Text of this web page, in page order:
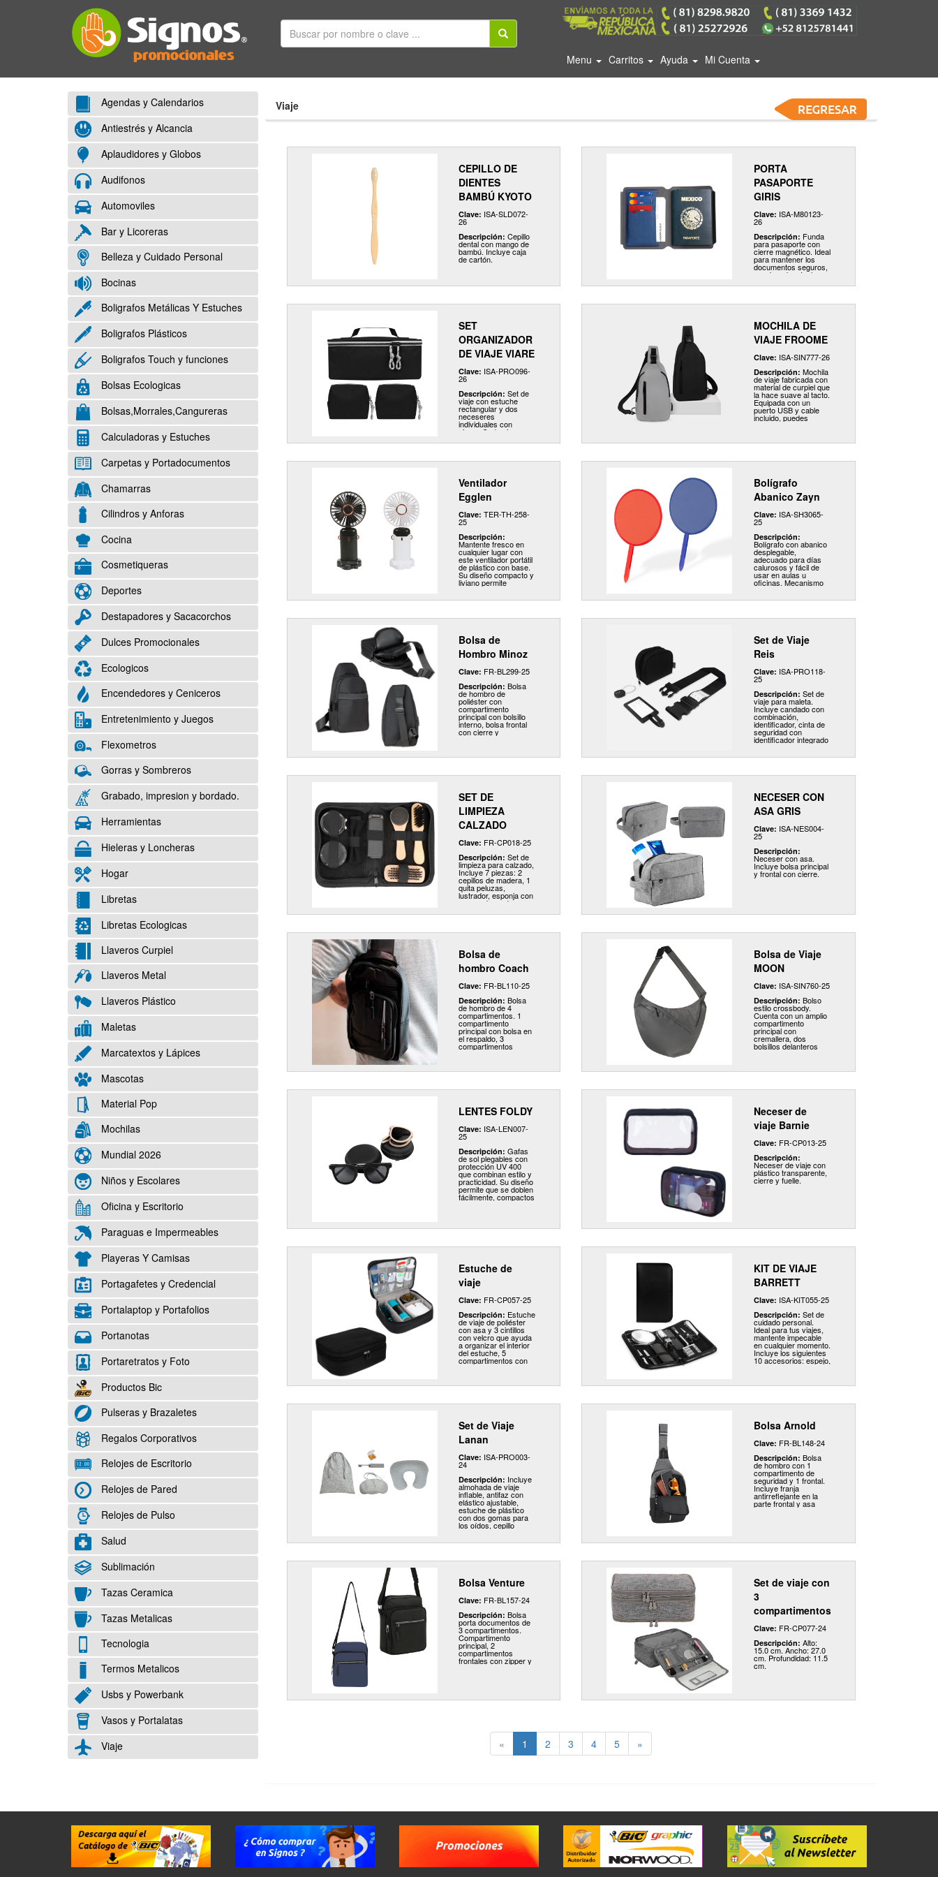
Menu Carritos Ayuda Mi Cuenta
Agendas y Calendarios
Antiestrés y Alcancia
Aplaudidores y Globos
Audifonos
Automoviles
Bar y Licoreras
Belleza y Cuidado Personal
Bocinas
Boligrafos Metálicas Y Estuches
Boligrafos Plásticos
Boligrafos Touch y funciones
Bolsas Ecologicas
Bolsas,Morrales,Cangureras
Calculadoras y Estuches
Carpetas y Portadocumentos
Chamarras
Cilindros y Anforas
Cocina
Cosmetiqueras
Deportes
Destapadores y Sacacorchos
Dulces Promocionales
Ecologicos
Encendedores y Ceniceros
Entretenimiento y Juegos
Flexometros
Gorras y Sombreros
Grabado, impresion y bordado.
Herramientas
Hieleras y Loncheras
Hogar
Libretas
Libretas Ecologicas
Llaveros Curpiel
Llaveros Metal
Llaveros Plástico
Maletas
Marcatextos y Lápices
Mascotas
Material Pop
Mochilas
Mundial 2026
Niños y Escolares
Oficina y Escritorio
Paraguas e Impermeables
Playeras Y Camisas
Portagafetes y Credencial
Portalaptop y Portafolios
Portanotas
Portaretratos y Foto
Productos Bic
Pulseras y Brazaletes
Regalos Corporativos
Relojes de Escritorio
Relojes de Pared
Relojes de Pulso
Salud
Sublimación
Tazas Ceramica
Tazas Metalicas
Tecnologia
Termos Metalicos
Usbs y Powerbank
Vasos y Portalatas
Viaje
Viaje
CEPILLO DE
DIENTES
BAMBÚ KYOTO
Clave: ISA-SLD072-
26
Descripción: Cepillo
dental con mango de
bambú. Incluye caja
de cartón.
PORTA
PASAPORTE
GIRIS
Clave: ISA-M80123-
26
Descripción: Funda
para pasaporte con
cierre magnético. Ideal
para mantener los
documentos seguros,
y ordenados. Incluye
tarjetas y 1 bolsillo
fácilmente en
SET
ORGANIZADOR
DE VIAJE VIARE
Clave: ISA-PRO096-
26
Descripción: Set de
viaje con estuche
rectangular y dos
neceseres
individuales con
cierre. Cada cierre
tirador para facilitar su
diseño. Ideal para
personales,
accesorios o
productos de cuidado.
Compacto y práctico
partes.
MOCHILA DE
VIAJE FROOME
Clave: ISA-SIN777-26
Descripción: Mochila
de viaje fabricada con
material de curpiel que
la hace suave al tacto.
Equipada con un
puerto USB y cable
incluido, puedes
conectar tu
batería auxiliar (no
compartimento
cremallera y broche
de plástico asegura
tus pertenencias,
además de contar con
una bolsa pequeña
interna para organizar
mejor tus objetos. El
bolsillo frontal con
cierre es perfecto
para guardar lo
esencial. Adicional,
incluye correa de
hombro ajustable,
gracias a su broche
puedes elegir usarlo
izquierdo, ofreciendo
Compacta pero
mochila es ideal para
llevar todos tus
documentos de viaje
pasaporte, boletos y
tarjetas,
organizados y a tu
alcance en todo
momento.
Ventilador
Egglen
Clave: TER-TH-258-
25
Descripción:
Mantente fresco en
cualquier lugar con
este ventilador portátil
de plástico con base.
Su diseño compacto y
liviano permite
transportarlo
fácilmente, mientras
comodidad y
uso. Ideal para
escritorios, mesas de
noche o viajes.
Fabricado en plástico
resistente, es
duradero y fácil de
limpiar, transportar y
almacenar. Su
funcionamiento
eficiente lo convierte
en el compañero
perfecto para los días
calurosos, sin
importar dónde estés.
Bolígrafo
Abanico Zayn
Clave: ISA-SH3065-
25
Descripción:
Bolígrafo con abanico
desplegable,
adecuado para días
calurosos y fácil de
usar en aulas u
oficinas. Mecanismo
Bolsa de
Hombro Minoz
Clave: FR-BL299-25
Descripción: Bolsa
de hombro de
poliéster con
compartimento
principal con bolsillo
interno, bolsa frontal
con cierre y
compartimento
correa ajustable.
Set de Viaje
Reis
Clave: ISA-PRO118-
25
Descripción: Set de
viaje para maleta.
Incluye candado con
combinación,
identificador, cinta de
seguridad con
identificador integrado
y estuche fábricado
con material reciclado.
en un solo kit.
SET DE
LIMPIEZA
CALZADO
Clave: FR-CP018-25
Descripción: Set de
limpieza para calzado,
Incluye 7 piezas: 2
cepillos de madera, 1
quita peluzas,
lustrador, esponja con
mango de madera,
negra para boleado.
NECESER CON
ASA GRIS
Clave: ISA-NES004-
25
Descripción:
Neceser con asa.
Incluye bolsa principal
y frontal con cierre.
Bolsa de
hombro Coach
Clave: FR-BL110-25
Descripción: Bolsa
de hombro de 4
compartimentos. 1
compartimento
principal con bolsa en
el respaldo, 3
compartimentos
frontales, asa superior
Bolsa de Viaje
MOON
Clave: ISA-SIN760-25
Descripción: Bolso
estilo crossbody.
Cuenta con un amplio
compartimento
principal con
cremallera, dos
bolsillos delanteros
artículos más
guardar tus
valiosas. Incluye
correa ajustable para
el hombro con cierre
de clip para mayor
seguridad. Ideal para
el día a día, viajes o
salidas casuales
LENTES FOLDY
Clave: ISA-LEN007-
25
Descripción: Gafas
de sol plegables con
protección UV 400
que combinan estilo y
practicidad. Su diseño
permite que se doblen
fácilmente, compactos
e ideales para
portátil para su
playa y actividades al
Neceser de
viaje Barnie
Clave: FR-CP013-25
Descripción:
Neceser de viaje con
plástico transparente,
cierre y fuelle.
Estuche de
viaje
Clave: FR-CP057-25
Descripción: Estuche
de viaje de poliéster
con asa y 3 cintillos
con velcro que ayuda
a organizar el interior
del estuche, 5
compartimentos con
resorte y malla
KIT DE VIAJE
BARRETT
Clave: ISA-KIT055-25
Descripción: Set de
cuidado personal.
Ideal para tus viajes,
mantente impecable
en cualquier momento.
Incluye los siguientes
10 accesorios: espejo,
cepillo dental, rastrillo
calzador plegable con
Set de Viaje
Lanan
Clave: ISA-PRO003-
24
Descripción: Incluye
almohada de viaje
inflable, antifaz con
elástico ajustable,
estuche de plástico
con dos gomas para
los oídos, cepillo
dental plegable y bolsa
con jareta.
Bolsa Arnold
Clave: FR-BL148-24
Descripción: Bolsa
de hombro con 1
compartimento de
seguridad y 1 frontal.
Incluye franja
antirreflejante en la
parte frontal y asa
superior.
Bolsa Venture
Clave: FR-BL157-24
Descripción: Bolsa
porta documentos de
3 compartimentos.
Compartimento
principal, 2
compartimentos
frontales con zipper y
correa ajustable.
Set de viaje con
3
compartimentos
Clave: FR-CP077-24
Descripción: Alto:
15.0 cm. Ancho: 27.0
cm. Profundidad: 11.5
cm.
« 1 2 3 4 5 »